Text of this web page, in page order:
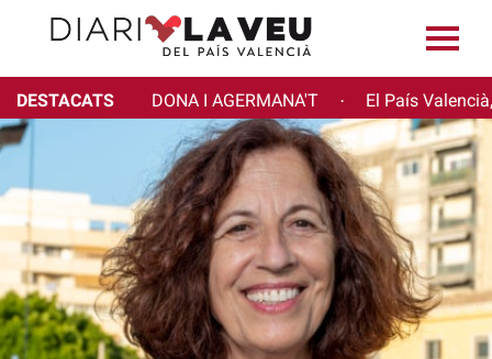
DESTACATS DONA I AGERMANA'T · El País